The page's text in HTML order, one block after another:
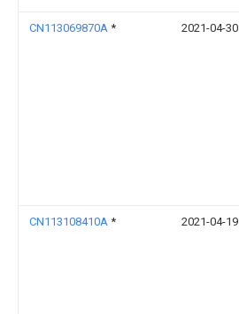
CN113069870A * 2021-04-30
CN113108410A * 2021-04-19